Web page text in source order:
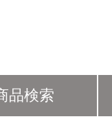
品検索